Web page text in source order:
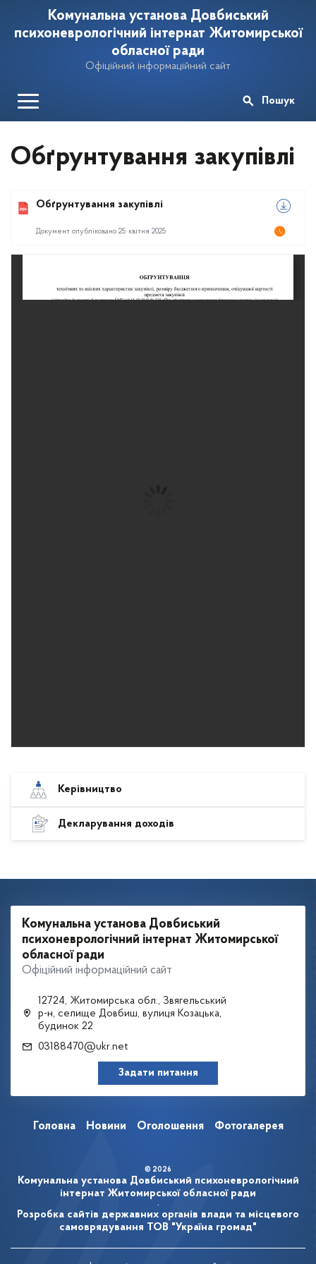
Комунальна установа Довбиський
психоневрологічний інтернат Житомирської
обласної ради
Офіційний інформаційний сайт
Пошук
Обґрунтування закупівлі
Обґрунтування закупівлі
Документ опубліковано 25 квітня 2025
Керівництво
Декларування доходів
Комунальна установа Довбиський
психоневрологічний інтернат Житомирської
обласної ради
Офіційний інформаційний сайт
12724, Житомирська обл., Звягельський
р-н, селище Довбиш, вулиця Козацька,
будинок 22
03188470@ukr.net
Задати питання
Головна Новини Оголошення Фотогалерея
© 2026
Комунальна установа Довбиський психоневрологічний
інтернат Житомирської обласної ради
.
Розробка сайтів державних органів влади та місцевого
самоврядування ТОВ "Україна громад"